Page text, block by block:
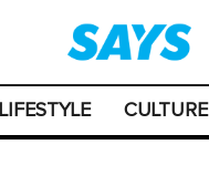
LIFESTYLE CULTURE